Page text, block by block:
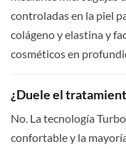
controladas en la piel
colágeno y elastina y
cosméticos en
¿Duele el
No. La tecnología
confortable y la